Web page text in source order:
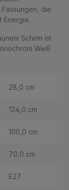
die
Energie.
Schirm ist
Weiß
28,0 cm
124,0 cm
100,0 cm
70,0 cm
E27